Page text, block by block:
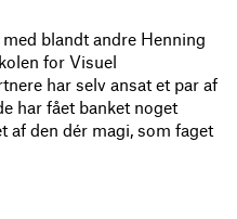
blandt andre Henning
for Visuel
har selv ansat et par af
har fået banket noget
af den dér magi, som faget